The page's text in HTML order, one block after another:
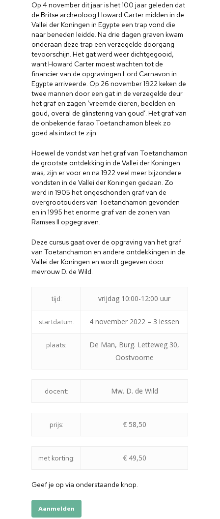
Op 4 november dit jaar is het 100 jaar geleden dat
de Britse archeoloog Howard Carter midden in de
Vallei der Koningen in Egypte een trap vond die
naar beneden leidde. Na drie dagen graven kwam
onderaan deze trap een verzegelde doorgang
tevoorschijn. Het gat werd weer dichtgegooid,
want Howard Carter moest wachten tot de
financier van de opgravingen Lord Carnavon in
Egypte arriveerde. Op 26 november 1922 keken de
twee mannen door een gat in de verzegelde deur
het graf en zagen ‘vreemde dieren, beelden en
goud, overal de glinstering van goud’. Het graf van
de onbekende farao Toetanchamon bleek zo
goed als intact te zijn.
Hoewel de vondst van het graf van Toetanchamon
de grootste ontdekking in de Vallei der Koningen
was, zijn er voor en na 1922 veel meer bijzondere
vondsten in de Vallei der Koningen gedaan. Zo
werd in 1905 het ongeschonden graf van de
overgrootouders van Toetanchamon gevonden
en in 1995 het enorme graf van de zonen van
Ramses II opgegraven.
Deze cursus gaat over de opgraving van het graf
van Toetanchamon en andere ontdekkingen in de
Vallei der Koningen en wordt gegeven door
mevrouw D. de Wild.
tijd: vrijdag 10:00-12:00 uur
startdatum: 4 november 2022 – 3 lessen
plaats:
De Man, Burg. Letteweg 30,
Oostvoorne
docent: Mw. D. de Wild
prijs: € 58,50
met korting: € 49,50
Geef je op via onderstaande knop.
Aanmelden
Home
Cultuuragenda